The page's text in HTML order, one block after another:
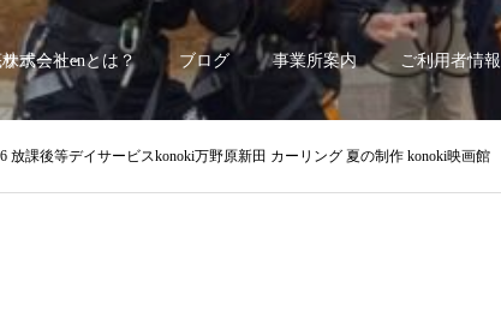
ポート~
株式会社enとは？ ブログ 事業所案内 ご利用者情報
放課後等デイサービスkonoki万野原新田 カーリング 夏の制作 konoki映画館